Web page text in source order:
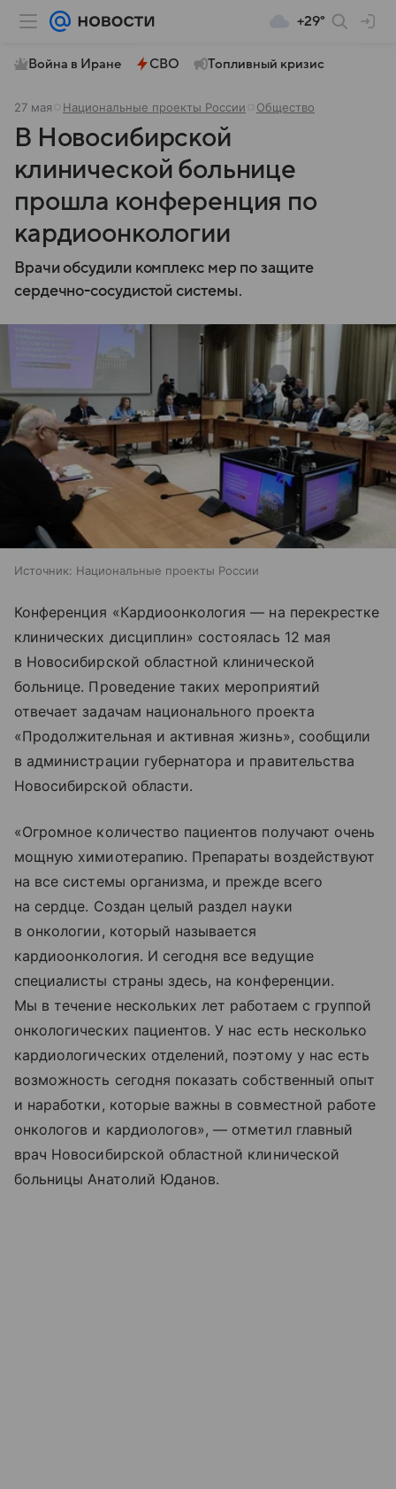
+29°
Война в Иране СВО Топливный кризис
27 мая Национальные проекты России Общество
В Новосибирской
клинической больнице
прошла конференция по
кардиоонкологии
Врачи обсудили комплекс мер по защите
сердечно-сосудистой системы.
Источник: Национальные проекты России
Конференция «Кардиоонкология — на перекрестке
клинических дисциплин» состоялась 12 мая
в Новосибирской областной клинической
больнице. Проведение таких мероприятий
отвечает задачам национального проекта
«Продолжительная и активная жизнь», сообщили
в администрации губернатора и правительства
Новосибирской области.
«Огромное количество пациентов получают очень
мощную химиотерапию. Препараты воздействуют
на все системы организма, и прежде всего
на сердце. Создан целый раздел науки
в онкологии, который называется
кардиоонкология. И сегодня все ведущие
специалисты страны здесь, на конференции.
Мы в течение нескольких лет работаем с группой
онкологических пациентов. У нас есть несколько
кардиологических отделений, поэтому у нас есть
возможность сегодня показать собственный опыт
и наработки, которые важны в совместной работе
онкологов и кардиологов», — отметил главный
врач Новосибирской областной клинической
больницы Анатолий Юданов.